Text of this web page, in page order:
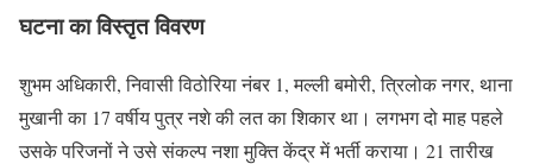
घटना का विस्तृत विवरण
शुभम अधिकारी, निवासी विठोरिया नंबर 1, मल्ली बमोरी, त्रिलोक नगर, थाना
मुखानी का 17 वर्षीय पुत्र नशे की लत का शिकार था। लगभग दो माह पहले
उसके परिजनों ने उसे संकल्प नशा मुक्ति केंद्र में भर्ती कराया। 21 तारीख